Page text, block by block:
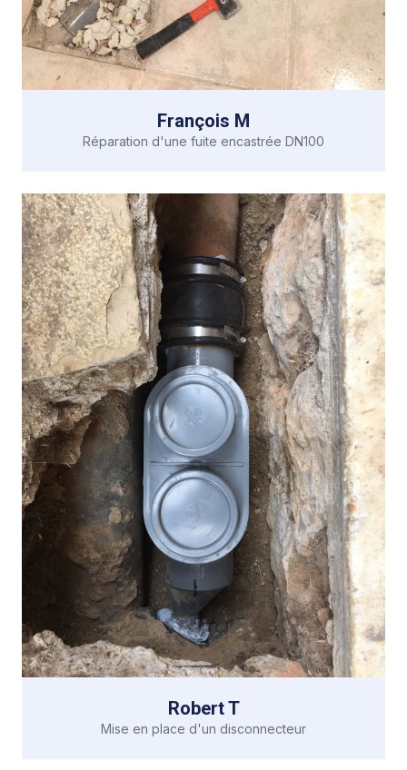
François M
Réparation d'une fuite encastrée DN100
Robert T
Mise en place d'un disconnecteur